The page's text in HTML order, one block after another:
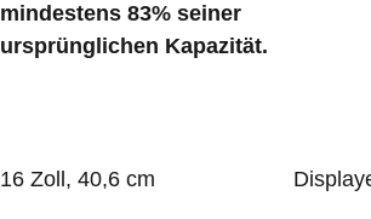
mindestens 83% seiner
ursprünglichen Kapazität.
16 Zoll, 40,6 cm